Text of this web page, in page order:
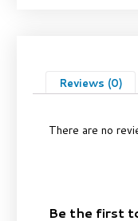
Reviews (0)
There are no
Be the first